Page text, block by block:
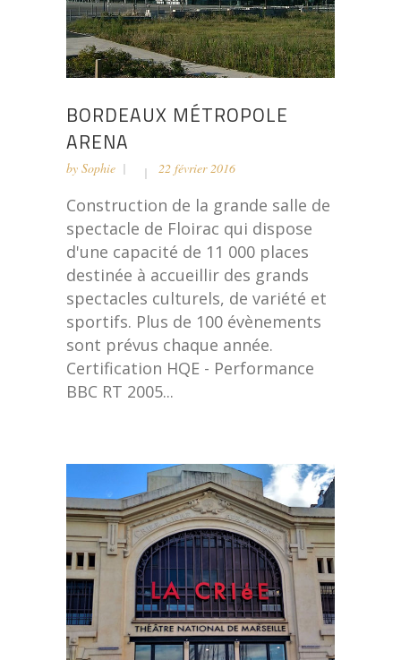
BORDEAUX MÉTROPOLE
ARENA
by Sophie 22 février 2016
Construction de la grande salle de
spectacle de Floirac qui dispose
d'une capacité de 11 000 places
destinée à accueillir des grands
spectacles culturels, de variété et
sportifs. Plus de 100 évènements
sont prévus chaque année.
Certification HQE - Performance
BBC RT 2005...